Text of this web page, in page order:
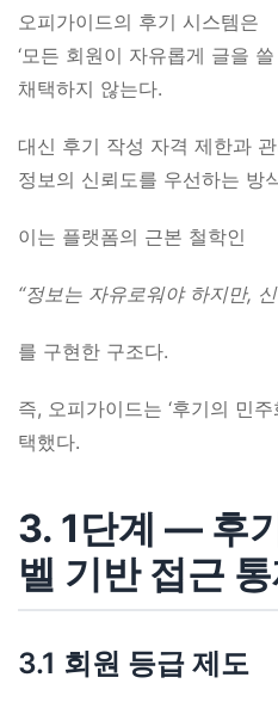
오피가이드의 후기 시스템은
‘모든 회원이 자유롭게 글을
채택하지 않는다.
대신 후기 작성 자격 제한과
정보의 신뢰도를 우선하는 방
이는 플랫폼의 근본 철학인
“정보는 자유로워야 하지만,
를 구현한 구조다.
즉, 오피가이드는 ‘후기의 민주
택했다.
3. 1단계 ― 후
벨 기반 접근
3.1 회원 등급 제도